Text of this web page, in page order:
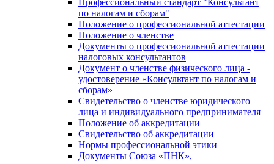
Профессиональный стандарт "Консультант
по налогам и сборам"
Положение о профессиональной аттестации
Положение о членстве
Документы о профессиональной аттестации
налоговых консультантов
Документ о членстве физического лица -
удостоверение «Консультант по налогам и
сборам»
Свидетельство о членстве юридического
лица и индивидуального предпринимателя
Положение об аккредитации
Свидетельство об аккредитации
Нормы профессиональной этики
Документы Союза «ПНК»,